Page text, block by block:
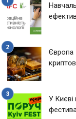
Європа
У Києві